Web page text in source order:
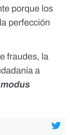
porque los
perfección
fraudes, la
a
modus